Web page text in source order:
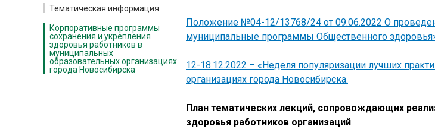
Положение №04-12/13768/24 от 09.06.2022 О
муниципальные программы Общественного
12-18.12.2022 – «Неделя популяризации лучших
организациях города Новосибирска.
План тематических лекций, сопровождающих
здоровья работников организаций
Тематическая информация
Корпоративные программы
сохранения и укрепления
здоровья работников в
муниципальных
образовательных организациях
города Новосибирска